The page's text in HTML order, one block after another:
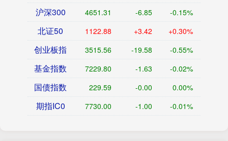
沪深300 4651.31 -6.85 -0.15%
北证50 1122.88 +3.42 +0.30%
创业板指 3515.56 -19.58 -0.55%
基金指数 7229.80 -1.63 -0.02%
国债指数 229.59 -0.00 0.00%
期指IC0 7730.00 -1.00 -0.01%